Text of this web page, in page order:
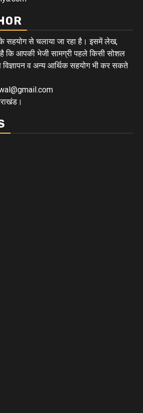
के सहयोग से चलाया जा रहा है। इसमें लेख,
कि आपकी भेजी सामग्री पहले किसी सोशल
विज्ञापन व अन्य आर्थिक सहयोग भी कर सकते